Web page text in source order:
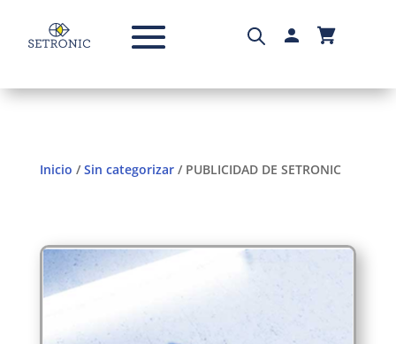
Inicio /Sin categorizar/ PUBLICIDAD DE SETRONIC